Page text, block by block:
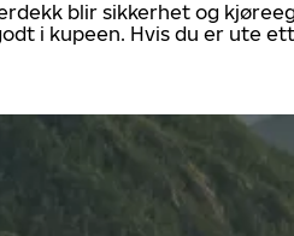
blir sikkerhet og
i kupeen. Hvis du er ute